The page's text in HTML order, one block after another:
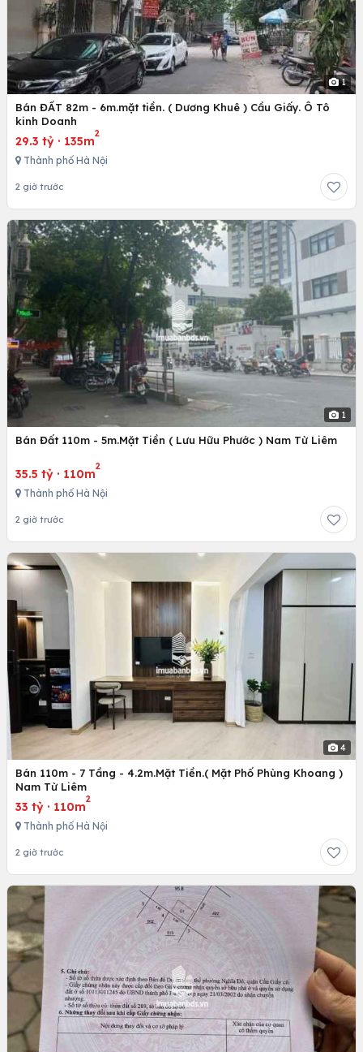
1
Bán ĐẤT 82m - 6m.mặt tiền. ( Dương Khuê ) Cầu Giấy. Ô Tô
kinh Doanh
29.3 tỷ · 135m
2
Thành phố Hà Nội
2 giờ trước
1
Bán Đất 110m - 5m.Mặt Tiền ( Lưu Hữu Phước ) Nam Từ Liêm
35.5 tỷ · 110m
2
Thành phố Hà Nội
2 giờ trước
4
Bán 110m - 7 Tầng - 4.2m.Mặt Tiền.( Mặt Phố Phùng Khoang )
Nam Từ Liêm
33 tỷ · 110m
2
Thành phố Hà Nội
2 giờ trước